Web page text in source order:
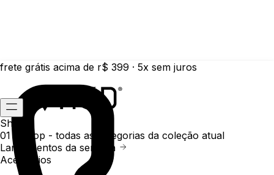
frete grátis acima de r$ 399 · 5x sem juros
Shop
01 /
Shop - todas as categorias da coleção atual
Lançamentos da semana
Acessórios